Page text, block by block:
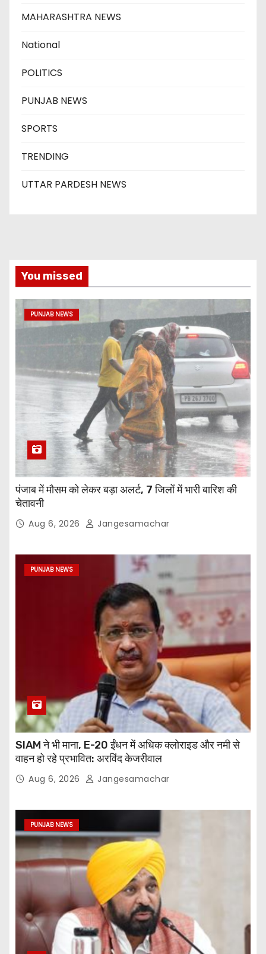
MAHARASHTRA NEWS
National
POLITICS
PUNJAB NEWS
SPORTS
TRENDING
UTTAR PARDESH NEWS
You missed
PUNJAB NEWS
पंजाब में मौसम को लेकर बड़ा अलर्ट, 7 जिलों में भारी बारिश की
चेतावनी
Aug 6, 2026 Jangesamachar
PUNJAB NEWS
SIAM ने भी माना, E-20 ईंधन में अधिक क्लोराइड और नमी से
वाहन हो रहे प्रभावित: अरविंद केजरीवाल
Aug 6, 2026 Jangesamachar
PUNJAB NEWS